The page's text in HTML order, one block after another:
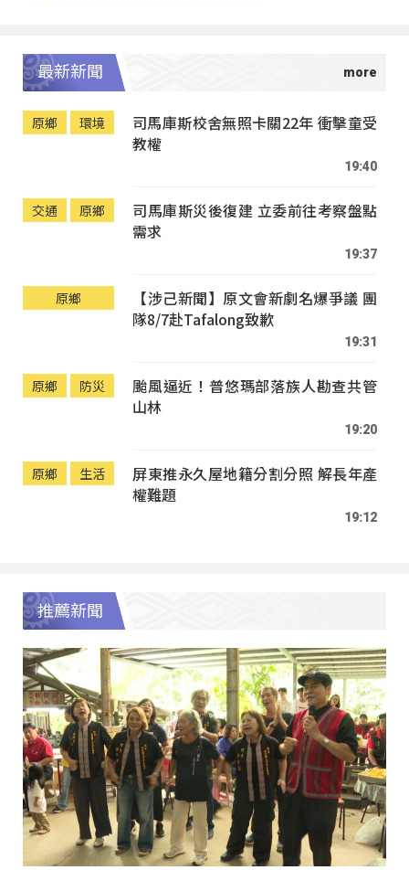
最新新聞
原鄉 環境
司馬庫斯校舍無照卡關22年 衝擊童受
教權
19:40
交通 原鄉
司馬庫斯災後復建 立委前往考察盤點
需求
19:37
原鄉
【涉己新聞】原文會新劇名爆爭議 團
隊8/7赴Tafalong致歉
19:31
原鄉 防災
颱風逼近！普悠瑪部落族人勘查共管
山林
19:20
原鄉 生活
屏東推永久屋地籍分割分照 解長年產
權難題
19:12
推薦新聞